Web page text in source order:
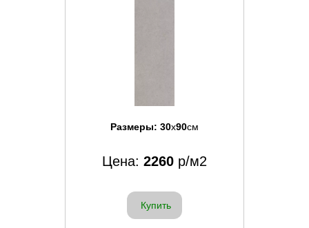
Размеры: 30x90см
Цена: 2260 р/м2
Купить